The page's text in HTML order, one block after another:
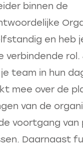
binnen de
en heb
verbindende rol.
team in hun
mee over de
van de
voortgang van
Daarnaast